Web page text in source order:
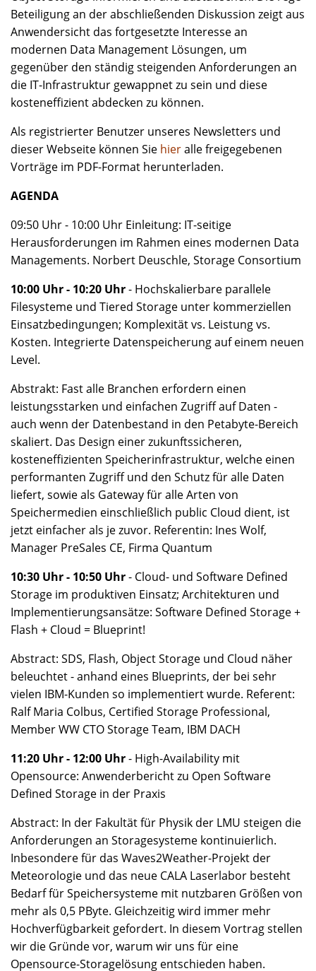
Beteiligung an der abschließenden Diskussion zeigt aus
Anwendersicht das fortgesetzte Interesse an
modernen Data Management Lösungen, um
gegenüber den ständig steigenden Anforderungen an
die IT-Infrastruktur gewappnet zu sein und diese
kosteneffizient abdecken zu können.
Als registrierter Benutzer unseres Newsletters und
dieser Webseite können Sie hieralle freigegebenen
Vorträge im PDF-Format herunterladen.
AGENDA
09:50 Uhr - 10:00 Uhr Einleitung: IT-seitige
Herausforderungen im Rahmen eines modernen Data
Managements. Norbert Deuschle, Storage Consortium
10:00 Uhr - 10:20 Uhr- Hochskalierbare parallele
Filesysteme und Tiered Storage unter kommerziellen
Einsatzbedingungen; Komplexität vs. Leistung vs.
Kosten. Integrierte Datenspeicherung auf einem neuen
Level.
Abstrakt: Fast alle Branchen erfordern einen
leistungsstarken und einfachen Zugriff auf Daten -
auch wenn der Datenbestand in den Petabyte-Bereich
skaliert. Das Design einer zukunftssicheren,
kosteneffizienten Speicherinfrastruktur, welche einen
performanten Zugriff und den Schutz für alle Daten
liefert, sowie als Gateway für alle Arten von
Speichermedien einschließlich public Cloud dient, ist
jetzt einfacher als je zuvor. Referentin: Ines Wolf,
Manager PreSales CE, Firma Quantum
10:30 Uhr - 10:50 Uhr- Cloud- und Software Defined
Storage im produktiven Einsatz; Architekturen und
Implementierungsansätze: Software Defined Storage +
Flash + Cloud = Blueprint!
Abstract: SDS, Flash, Object Storage und Cloud näher
beleuchtet - anhand eines Blueprints, der bei sehr
vielen IBM-Kunden so implementiert wurde. Referent:
Ralf Maria Colbus, Certified Storage Professional,
Member WW CTO Storage Team, IBM DACH
11:20 Uhr - 12:00 Uhr- High-Availability mit
Opensource: Anwenderbericht zu Open Software
Defined Storage in der Praxis
Abstract: In der Fakultät für Physik der LMU steigen die
Anforderungen an Storagesysteme kontinuierlich.
Inbesondere für das Waves2Weather-Projekt der
Meteorologie und das neue CALA Laserlabor besteht
Bedarf für Speichersysteme mit nutzbaren Größen von
mehr als 0,5 PByte. Gleichzeitig wird immer mehr
Hochverfügbarkeit gefordert. In diesem Vortrag stellen
wir die Gründe vor, warum wir uns für eine
Opensource-Storagelösung entschieden haben.